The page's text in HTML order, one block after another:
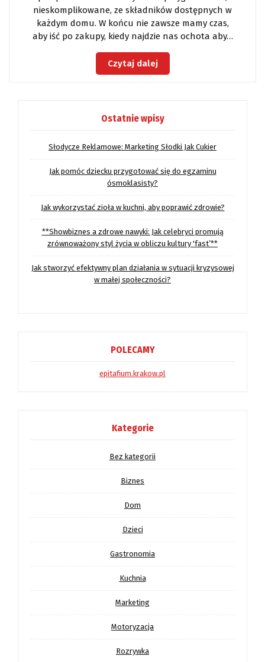
nieskomplikowane, ze składników dostępnych w
każdym domu. W końcu nie zawsze mamy czas,
aby iść po zakupy, kiedy najdzie nas ochota aby…
Czytaj dalej
Ostatnie wpisy
Słodycze Reklamowe: Marketing Słodki Jak Cukier
Jak pomóc dziecku przygotować się do egzaminu
ósmoklasisty?
Jak wykorzystać zioła w kuchni, aby poprawić zdrowie?
**Showbiznes a zdrowe nawyki: Jak celebryci promują
zrównoważony styl życia w obliczu kultury 'fast’**
Jak stworzyć efektywny plan działania w sytuacji kryzysowej
w małej społeczności?
POLECAMY
epitafium.krakow.pl
Kategorie
Bez kategorii
Biznes
Dom
Dzieci
Gastronomia
Kuchnia
Marketing
Motoryzacja
Rozrywka